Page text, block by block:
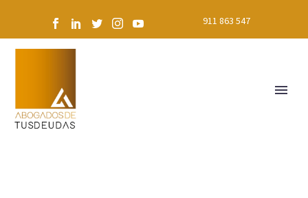
911 863 547